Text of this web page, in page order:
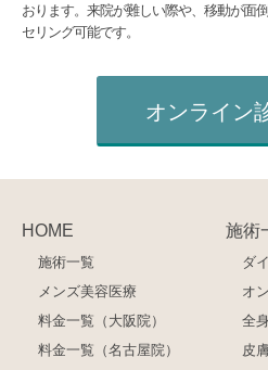
おります。来院が難しい際や、移動が面
セリング可能です。
オンライン
HOME
施術一覧
メンズ美容医療
料金一覧（大阪院）
料金一覧（名古屋院）
施術
ダ
オ
全
皮